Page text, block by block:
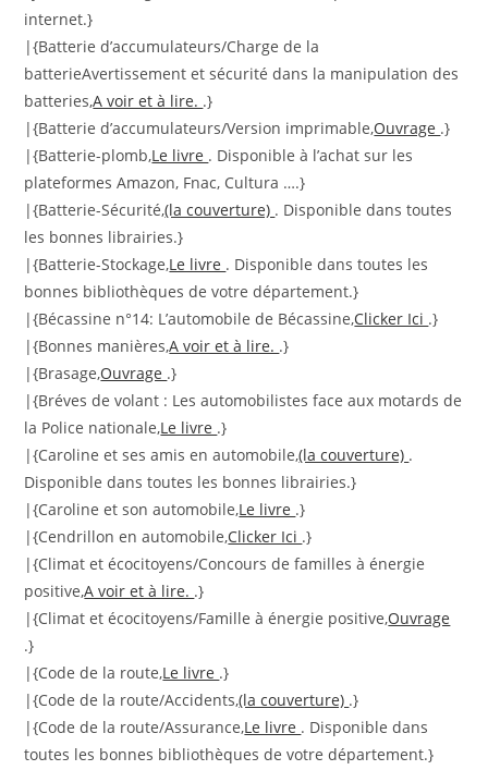
internet.}
|{Batterie d’accumulateurs/Charge de la
batterieAvertissement et sécurité dans la manipulation des
batteries,A voir et à lire. .}
|{Batterie d’accumulateurs/Version imprimable,Ouvrage .}
|{Batterie-plomb,Le livre . Disponible à l’achat sur les
plateformes Amazon, Fnac, Cultura ….}
|{Batterie-Sécurité,(la couverture) . Disponible dans toutes
les bonnes librairies.}
|{Batterie-Stockage,Le livre . Disponible dans toutes les
bonnes bibliothèques de votre département.}
|{Bécassine n°14: L’automobile de Bécassine,Clicker Ici .}
|{Bonnes manières,A voir et à lire. .}
|{Brasage,Ouvrage .}
|{Bréves de volant : Les automobilistes face aux motards de
la Police nationale,Le livre .}
|{Caroline et ses amis en automobile,(la couverture) .
Disponible dans toutes les bonnes librairies.}
|{Caroline et son automobile,Le livre .}
|{Cendrillon en automobile,Clicker Ici .}
|{Climat et écocitoyens/Concours de familles à énergie
positive,A voir et à lire. .}
|{Climat et écocitoyens/Famille à énergie positive,Ouvrage
.}
|{Code de la route,Le livre .}
|{Code de la route/Accidents,(la couverture) .}
|{Code de la route/Assurance,Le livre . Disponible dans
toutes les bonnes bibliothèques de votre département.}